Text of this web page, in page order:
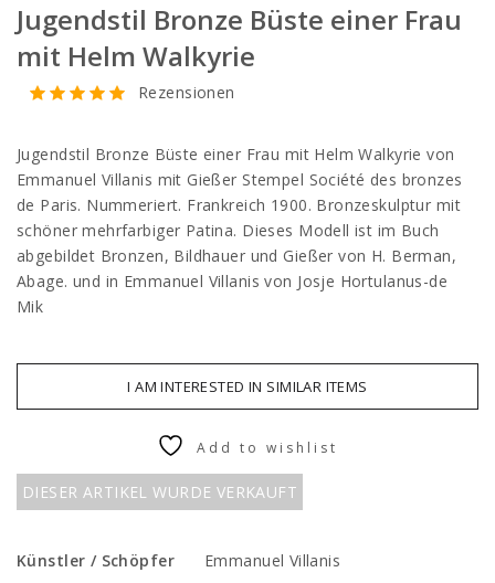
Jugendstil Bronze Büste einer Frau
mit Helm Walkyrie
Rezensionen
Jugendstil Bronze Büste einer Frau mit Helm Walkyrie von
Emmanuel Villanis mit Gießer Stempel Société des bronzes
de Paris. Nummeriert. Frankreich 1900. Bronzeskulptur mit
schöner mehrfarbiger Patina. Dieses Modell ist im Buch
abgebildet Bronzen, Bildhauer und Gießer von H. Berman,
Abage. und in Emmanuel Villanis von Josje Hortulanus-de
Mik
I AM INTERESTED IN SIMILAR ITEMS
DIESER ARTIKEL WURDE VERKAUFT
Add to wishlist
Künstler / Schöpfer
Emmanuel Villanis